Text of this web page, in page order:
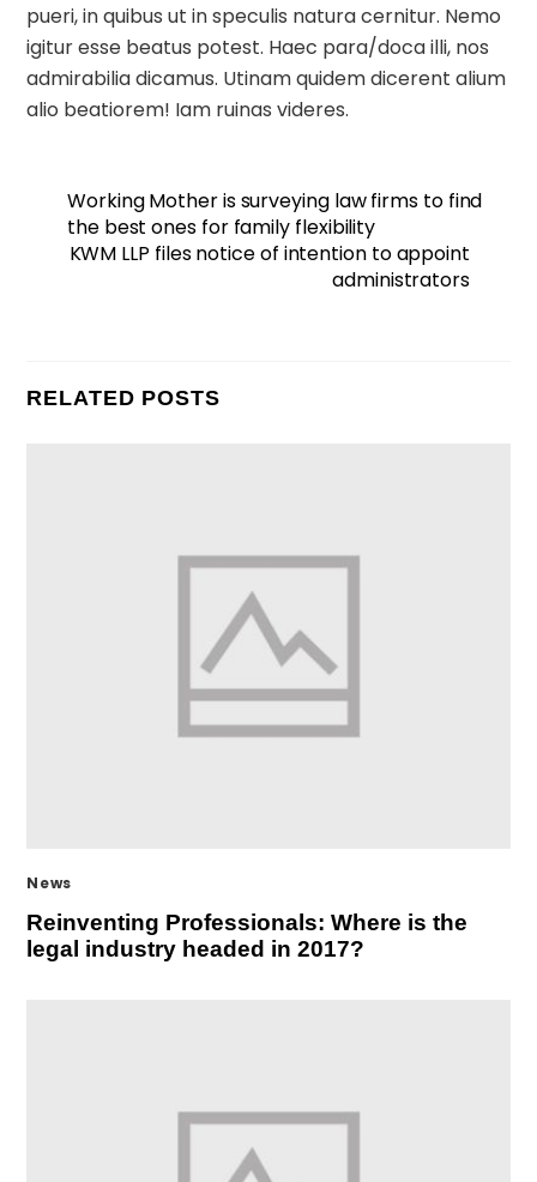
pueri, in quibus ut in speculis natura cernitur. Nemo
igitur esse beatus potest. Haec para/doca illi, nos
admirabilia dicamus. Utinam quidem dicerent alium
alio beatiorem! Iam ruinas videres.
Working Mother is surveying law firms to find
the best ones for family flexibility
KWM LLP files notice of intention to appoint
administrators
RELATED POSTS
News
Reinventing Professionals: Where is the
legal industry headed in 2017?